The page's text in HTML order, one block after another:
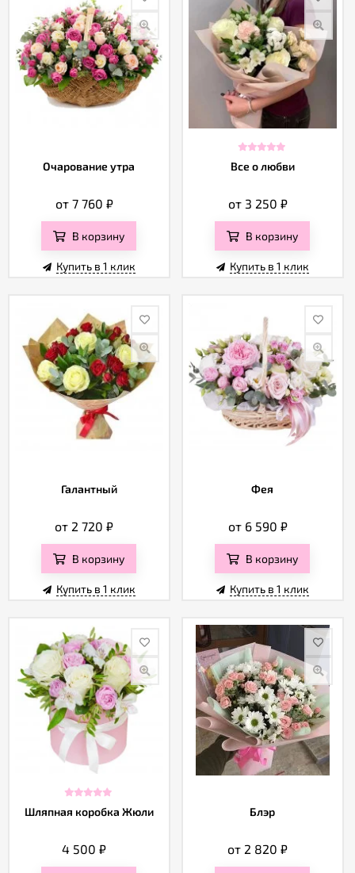
Очарование утра
от 7 760 ₽
В корзину
Купить в 1 клик
Все о любви
от 3 250 ₽
В корзину
Купить в 1 клик
Галантный
от 2 720₽
В корзину
Купить в 1 клик
Фея
от 6 590 ₽
В корзину
Купить в 1 клик
Шляпная коробка Жюли
4 500₽
Блэр
от 2 820₽